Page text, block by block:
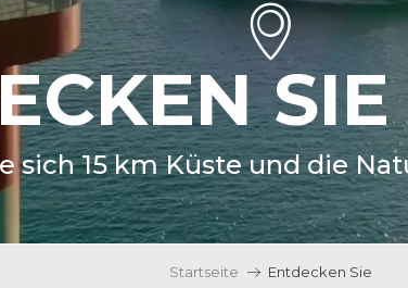
sich 15 km Küste und die
Startseite Entdecken Sie